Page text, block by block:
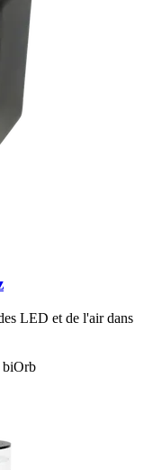
LED et de l'air dans
biOrb